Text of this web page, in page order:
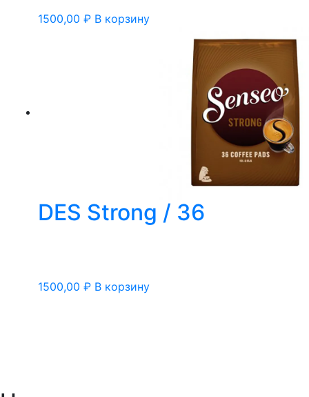
1500,00 ₽ В корзину
DES Strong / 36
1500,00 ₽ В корзину